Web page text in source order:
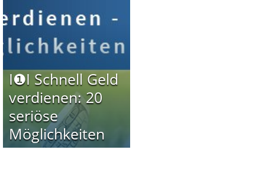
I❶I Schnell Geld
verdienen: 20
seriöse
Möglichkeiten